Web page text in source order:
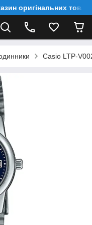
оригінальних
Casio LTP-